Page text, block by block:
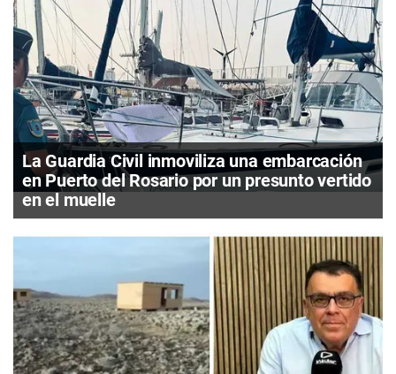
La Guardia Civil inmoviliza una embarcación
en Puerto del Rosario por un presunto vertido
en el muelle